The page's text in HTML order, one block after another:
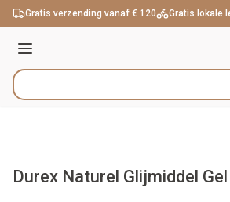
Ga naar de inhoud
Gratis verzending vanaf € 120 Gratis lokale
Menu
Product, merk, categorie...
Durex Naturel Glijmiddel